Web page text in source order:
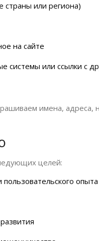
страны или региона)
на сайте
системы или ссылки с
имена, адреса,
целей:
опыта